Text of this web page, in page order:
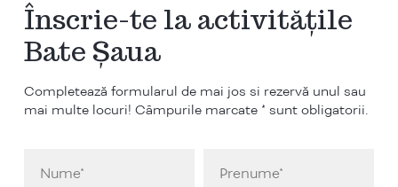
Înscrie-te la activitățile
Bate Șaua
Completează formularul de mai jos si rezervă unul sau
mai multe locuri! Câmpurile marcate * sunt obligatorii.